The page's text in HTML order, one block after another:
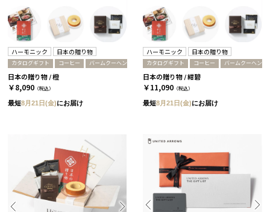
ハーモニック 日本の贈り物
カタログギフト コーヒー バームクーヘン
日本の贈り物 / 橙
￥8,090 （税込）
最短8月21日(金)にお届け
ハーモニック 日本の贈り物
カタログギフト コーヒー バームクーヘン
日本の贈り物 / 紺碧
￥11,090 （税込）
最短8月21日(金)にお届け